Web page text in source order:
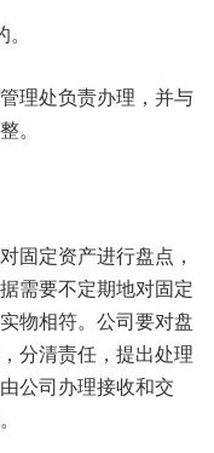
理处负责办理，并与
。
固定资产进行盘点，
需要不定期地对固定
物相符。公司要对盘
分清责任，提出处理
公司办理接收和交